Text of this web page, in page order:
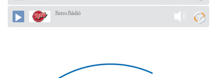
Retro Rádió